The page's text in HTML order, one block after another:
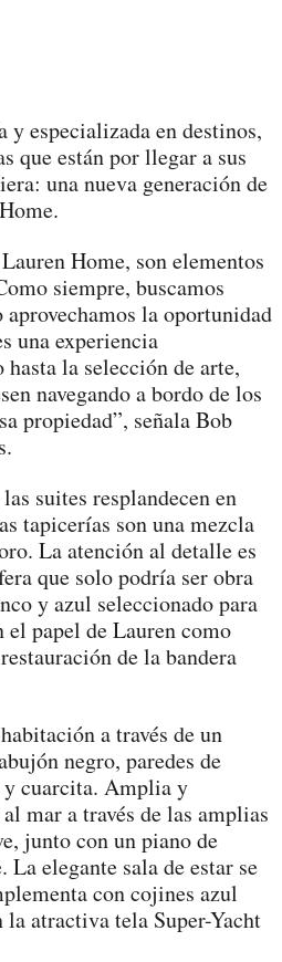
especializada en destinos,
que están por llegar a sus
una nueva generación de
Home, son elementos
siempre, buscamos
la oportunidad
una experiencia
la selección de arte,
navegando a bordo de los
propiedad”, señala Bob
suites resplandecen en
tapicerías son una mezcla
La atención al detalle es
que solo podría ser obra
y azul seleccionado para
el papel de Lauren como
de la bandera
a través de un
negro, paredes de
y cuarcita. Amplia y
mar a través de las amplias
junto con un piano de
elegante sala de estar se
con cojines azul
atractiva tela Super-Yacht